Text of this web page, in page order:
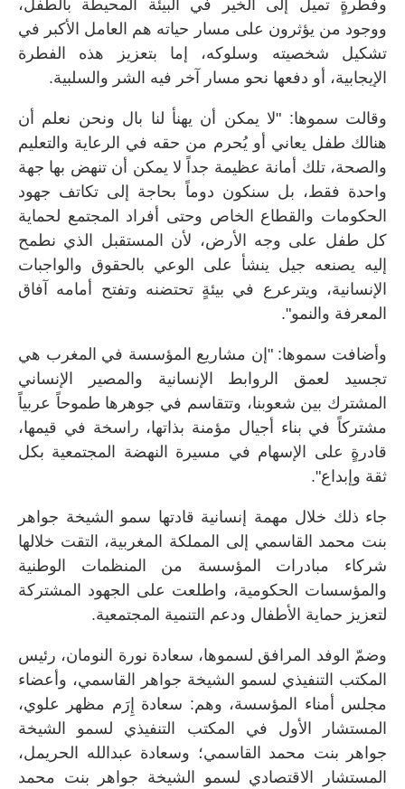
وفطرةٍ تميل إلى الخير في البيئة المحيطة بالطفل،
ووجود من يؤثرون على مسار حياته هم العامل الأكبر في
تشكيل شخصيته وسلوكه، إما بتعزيز هذه الفطرة
الإيجابية، أو دفعها نحو مسار آخر فيه الشر والسلبية.
وقالت سموها: "لا يمكن أن يهنأ لنا بال ونحن نعلم أن
هنالك طفل يعاني أو يُحرم من حقه في الرعاية والتعليم
والصحة، تلك أمانة عظيمة جداً لا يمكن أن تنهض بها جهة
واحدة فقط، بل سنكون دوماً بحاجة إلى تكاتف جهود
الحكومات والقطاع الخاص وحتى أفراد المجتمع لحماية
كل طفل على وجه الأرض، لأن المستقبل الذي نطمح
إليه يصنعه جيل ينشأ على الوعي بالحقوق والواجبات
الإنسانية، ويترعرع في بيئةٍ تحتضنه وتفتح أمامه آفاق
المعرفة والنمو".
وأضافت سموها: "إن مشاريع المؤسسة في المغرب هي
تجسيد لعمق الروابط الإنسانية والمصير الإنساني
المشترك بين شعوبنا، وتتقاسم في جوهرها طموحاً عربياً
مشتركاً في بناء أجيال مؤمنة بذاتها، راسخة في قيمها،
قادرةٍ على الإسهام في مسيرة النهضة المجتمعية بكل
ثقة وإبداع".
جاء ذلك خلال مهمة إنسانية قادتها سمو الشيخة جواهر
بنت محمد القاسمي إلى المملكة المغربية، التقت خلالها
شركاء مبادرات المؤسسة من المنظمات الوطنية
والمؤسسات الحكومية، واطلعت على الجهود المشتركة
لتعزيز حماية الأطفال ودعم التنمية المجتمعية.
وضمّ الوفد المرافق لسموها، سعادة نورة النومان، رئيس
المكتب التنفيذي لسمو الشيخة جواهر القاسمي، وأعضاء
مجلس أمناء المؤسسة، وهم: سعادة إِرَم مظهر علوي،
المستشار الأول في المكتب التنفيذي لسمو الشيخة
جواهر بنت محمد القاسمي؛ وسعادة عبدالله الحريمل،
المستشار الاقتصادي لسمو الشيخة جواهر بنت محمد